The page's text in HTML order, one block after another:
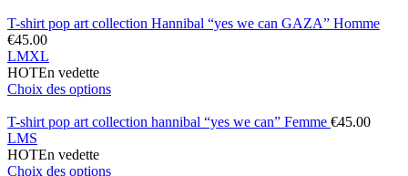
T-shirt pop art collection Hannibal “yes we can GAZA” Homme
€45.00
LMXL
HOTEn vedette
Choix des options
T-shirt pop art collection hannibal “yes we can” Femme €45.00
LMS
HOTEn vedette
Choix des options